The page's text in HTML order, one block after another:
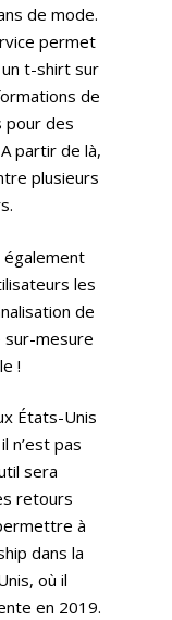
de mode.
permet
t-shirt sur
de
pour des
partir de là,
plusieurs
les
de
sur-mesure
!
États-Unis
n’est pas
sera
retours
à
dans la
où il
en 2019.